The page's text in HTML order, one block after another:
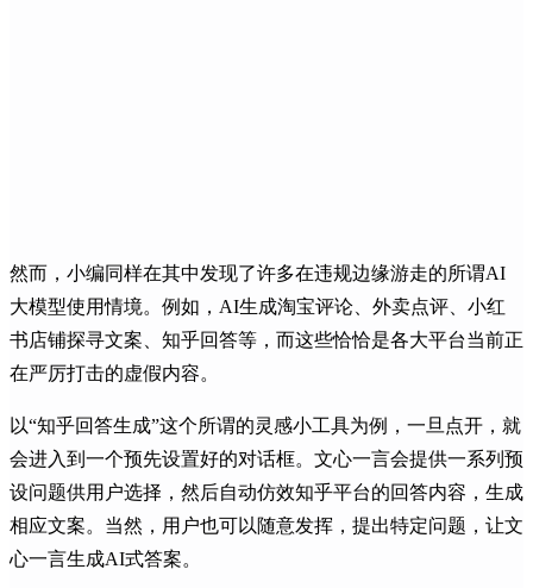
然而，小编同样在其中发现了许多在违规边缘游走的所谓AI
大模型使用情境。例如，AI生成淘宝评论、外卖点评、小红
书店铺探寻文案、知乎回答等，而这些恰恰是各大平台当前正
在严厉打击的虚假内容。
以“知乎回答生成”这个所谓的灵感小工具为例，一旦点开，就
会进入到一个预先设置好的对话框。文心一言会提供一系列预
设问题供用户选择，然后自动仿效知乎平台的回答内容，生成
相应文案。当然，用户也可以随意发挥，提出特定问题，让文
心一言生成AI式答案。